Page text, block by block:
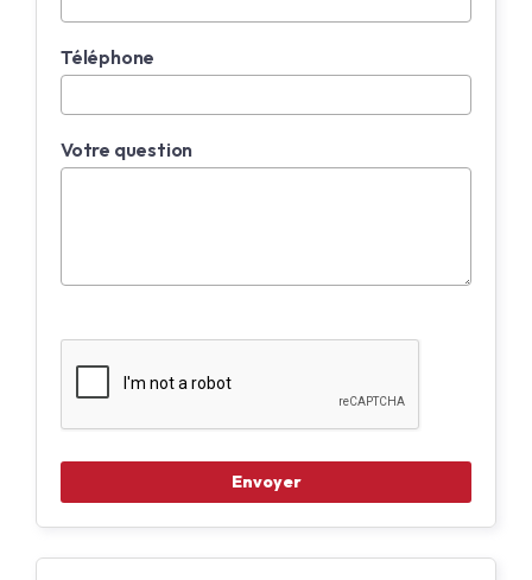
Téléphone
Votre question